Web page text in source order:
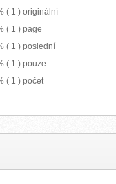
( 1 ) originální
( 1 ) page
( 1 ) poslední
( 1 ) pouze
( 1 ) počet